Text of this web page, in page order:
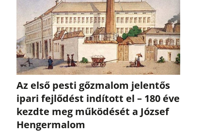
Az első pesti gőzmalom jelentős
ipari fejlődést indított el – 180 éve
kezdte meg működését a József
Hengermalom